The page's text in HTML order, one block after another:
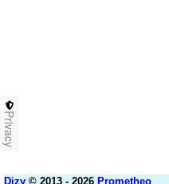
Dizy © 2013 - 2026 Prometheo
Privacy